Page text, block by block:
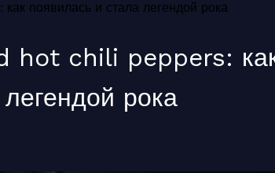
появилась и стала легендой рока
hot chili peppers:
рока